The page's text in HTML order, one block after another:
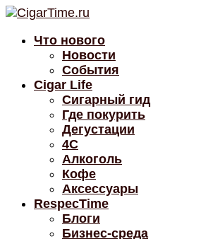
Что нового
Новости
События
Cigar Life
Сигарный гид
Где покурить
Дегустации
4C
Алкоголь
Кофе
Аксессуары
RespecTime
Блоги
Бизнес-среда